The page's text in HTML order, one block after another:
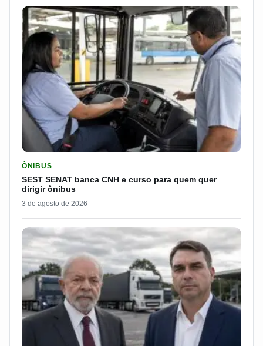
ÔNIBUS
SEST SENAT banca CNH e curso para quem quer
dirigir ônibus
3 de agosto de 2026